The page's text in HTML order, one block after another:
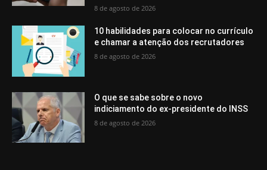
8 de agosto de 2026
10 habilidades para colocar no currículo
e chamar a atenção dos recrutadores
8 de agosto de 2026
O que se sabe sobre o novo
indiciamento do ex-presidente do INSS
8 de agosto de 2026